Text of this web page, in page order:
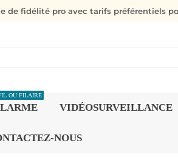
de fidélité pro avec tarifs préférentiels
OU FILAIRE
VIDÉOSURVEILLANCE
NOUS